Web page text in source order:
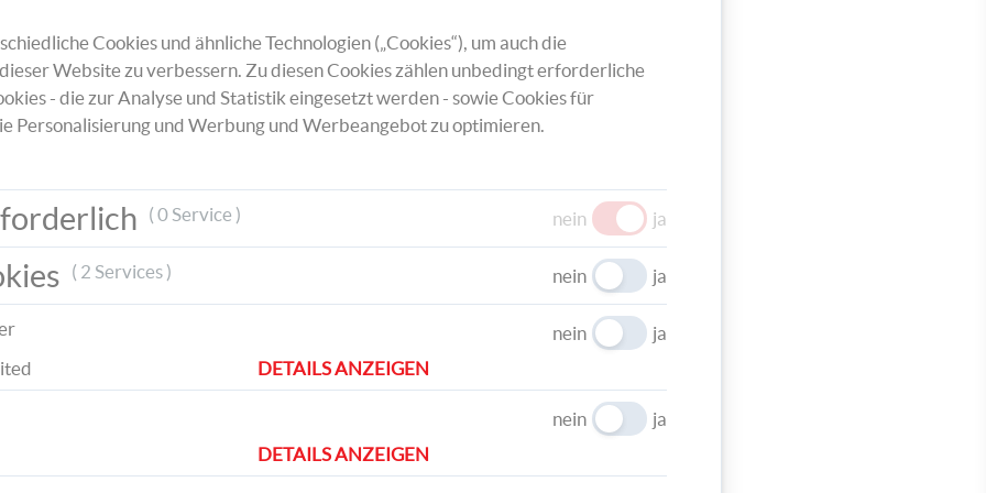
zeichnen und ausschneiden. Mittig mit einem
dich legen und sternförmig mit acht Holzstäbchen bekleben
und die beiden übrigen Moosgummikreise mittig
im 90°-Winkel zwischen den Spitzen beider Sterne
– das Rad ist fast fertig.
zusammenkleben (viermal wiederholen). Acht große
auf ein ganzes großes Stäbchen kleben. Je zwei kleine
Cookies und ähnliche Technologien („Cookies“), um auch die
Website zu verbessern. Zu diesen Cookies zählen unbedingt erforderliche
- die zur Analyse und Statistik eingesetzt werden - sowie Cookies für
Personalisierung und Werbung und Werbeangebot zu optimieren.
( 0 Service ) nein ja
( 2 Services ) nein ja
nein
ja
DETAILS ANZEIGEN
nein
ja
DETAILS ANZEIGEN